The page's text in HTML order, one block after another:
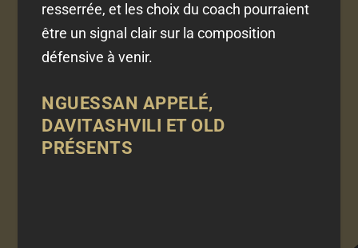
resserrée, et les choix du coach pourraient
être un signal clair sur la composition
défensive à venir.
NGUESSAN APPELÉ,
DAVITASHVILI ET OLD
PRÉSENTS